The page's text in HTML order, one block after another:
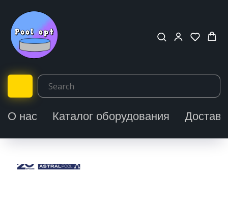
О нас Каталог оборудования